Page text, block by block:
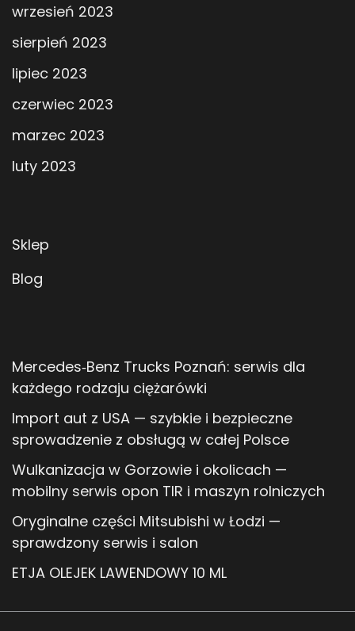
wrzesień 2023
sierpień 2023
lipiec 2023
czerwiec 2023
marzec 2023
luty 2023
Sklep
Blog
Mercedes‑Benz Trucks Poznań: serwis dla
każdego rodzaju ciężarówki
Import aut z USA — szybkie i bezpieczne
sprowadzenie z obsługą w całej Polsce
Wulkanizacja w Gorzowie i okolicach —
mobilny serwis opon TIR i maszyn rolniczych
Oryginalne części Mitsubishi w Łodzi —
sprawdzony serwis i salon
ETJA OLEJEK LAWENDOWY 10 ML